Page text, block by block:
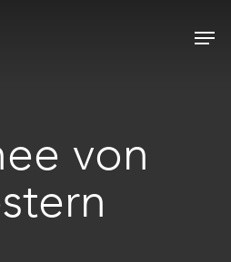
von